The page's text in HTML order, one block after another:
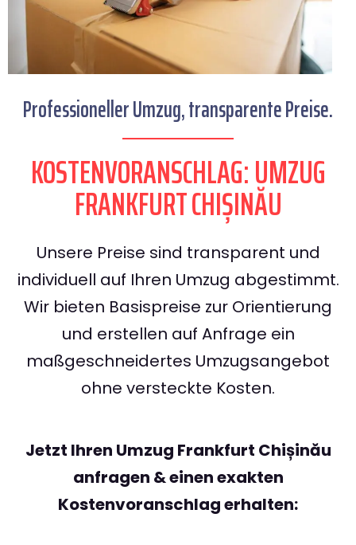
Professioneller Umzug, transparente Preise.
KOSTENVORANSCHLAG: UMZUG
FRANKFURT CHIȘINĂU
Unsere Preise sind transparent und
individuell auf Ihren Umzug abgestimmt.
Wir bieten Basispreise zur Orientierung
und erstellen auf Anfrage ein
maßgeschneidertes Umzugsangebot
ohne versteckte Kosten.
Jetzt Ihren Umzug Frankfurt Chișinău
anfragen & einen exakten
Kostenvoranschlag erhalten: